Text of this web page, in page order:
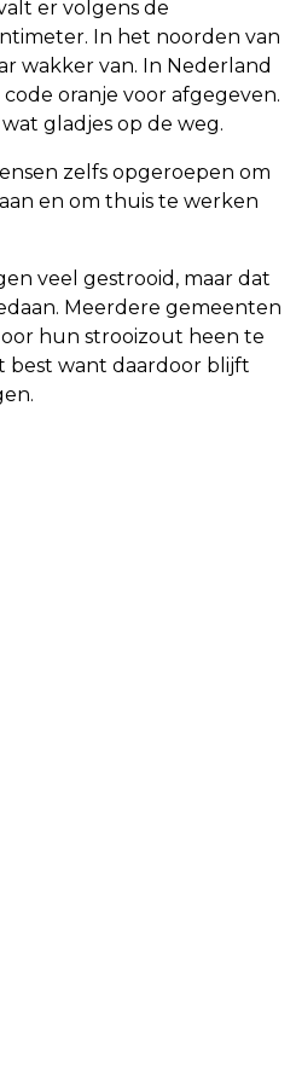
er volgens de
In het noorden van
wakker van. In Nederland
oranje voor afgegeven.
gladjes op de weg.
zelfs opgeroepen om
en om thuis te werken
veel gestrooid, maar dat
Meerdere gemeenten
hun strooizout heen te
best want daardoor blijft